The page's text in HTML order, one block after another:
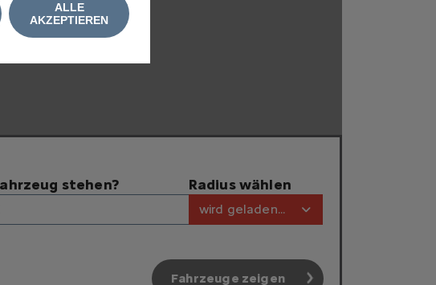
stehen? Radius wählen
wird geladen...
Fahrzeuge zeigen
ALLE
AKZEPTIEREN